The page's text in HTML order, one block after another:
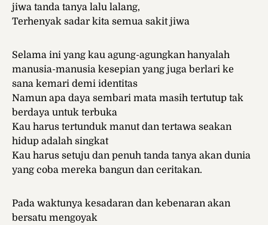
jiwa tanda tanya lalu lalang,
Terhenyak sadar kita semua sakit jiwa
Selama ini yang kau agung-agungkan hanyalah
manusia-manusia kesepian yang juga berlari ke
sana kemari demi identitas
Namun apa daya sembari mata masih tertutup tak
berdaya untuk terbuka
Kau harus tertunduk manut dan tertawa seakan
hidup adalah singkat
Kau harus setuju dan penuh tanda tanya akan dunia
yang coba mereka bangun dan ceritakan.
Pada waktunya kesadaran dan kebenaran akan
bersatu mengoyak